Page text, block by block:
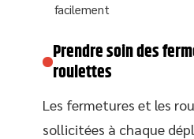
facilement
Prendre soin des
roulettes
Les fermetures et les
sollicitées à chaque